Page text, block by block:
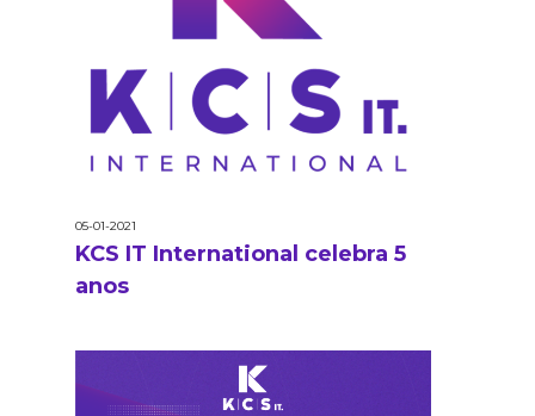
05-01-2021
KCS IT International celebra 5
anos